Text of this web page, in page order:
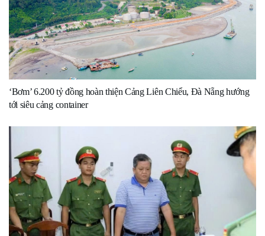
‘Bơm’ 6.200 tỷ đồng hoàn thiện Cảng Liên Chiểu, Đà Nẵng hướng
tới siêu cảng container